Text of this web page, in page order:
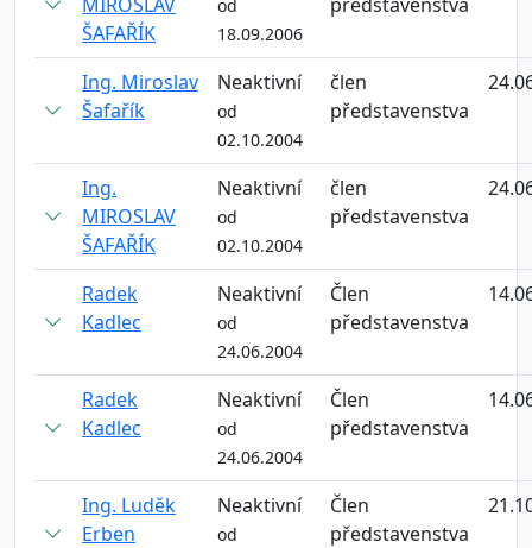
ŠAFAŘÍK
od
18.09.2006
Ing. Miroslav
Šafařík
Neaktivní
od
02.10.2004
člen
představenstva
Ing.
MIROSLAV
ŠAFAŘÍK
Neaktivní
od
02.10.2004
člen
představenstva
Radek
Kadlec
Neaktivní
od
24.06.2004
Člen
představenstva
Radek
Kadlec
Neaktivní
od
24.06.2004
Člen
představenstva
Ing. Luděk
Erben
Neaktivní
od
Člen
představenstva